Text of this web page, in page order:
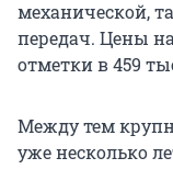
механической,
передач. Цены
отметки в 459
Между тем
уже несколько